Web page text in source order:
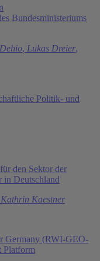
Bundesministeriums
, Lukas Dreier,
Politik- und
den Sektor der
in Deutschland
Kathrin Kaestner
Germany (RWI-GEO-
Platform